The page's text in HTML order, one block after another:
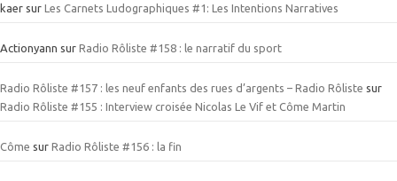
kaer sur Les Carnets Ludographiques #1: Les Intentions Narratives
Actionyann sur Radio Rôliste #158 : le narratif du sport
Radio Rôliste #157 : les neuf enfants des rues d’argents – Radio Rôliste sur
Radio Rôliste #155 : Interview croisée Nicolas Le Vif et Côme Martin
Côme sur Radio Rôliste #156 : la fin